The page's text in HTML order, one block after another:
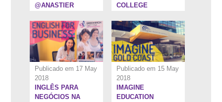
@ANASTIER
COLLEGE
Publicado em 17 May
2018
INGLÊS PARA
NEGÓCIOS NA
Publicado em 15 May
2018
IMAGINE
EDUCATION